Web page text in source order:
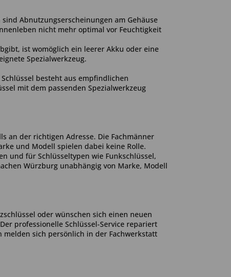
Abnutzungserscheinungen am Gehäuse
nicht mehr optimal vor Feuchtigkeit
ist womöglich ein leerer Akku oder eine
Spezialwerkzeug.
besteht aus empfindlichen
mit dem passenden Spezialwerkzeug
an der richtigen Adresse. Die Fachmänner
und Modell spielen dabei keine Rolle.
und für Schlüsseltypen wie Funkschlüssel,
Würzburg unabhängig von Marke, Modell
oder wünschen sich einen neuen
professionelle Schlüssel-Service repariert
melden sich persönlich in der Fachwerkstatt